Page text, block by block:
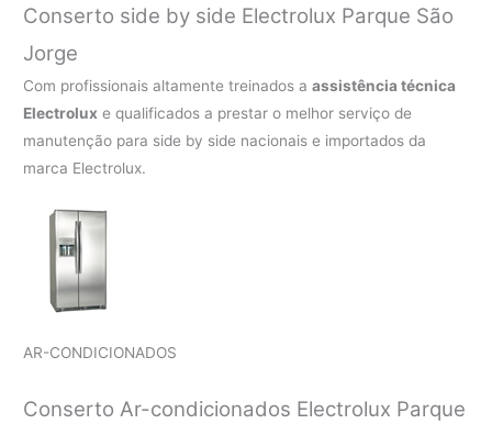
Conserto side by side Electrolux Parque São
Jorge
Com profissionais altamente treinados aassistência técnica
Electrolux e qualificados a prestar o melhor serviço de
manutenção para side by side nacionais e importados da
marca Electrolux.
AR-CONDICIONADOS
Conserto Ar-condicionados Electrolux Parque